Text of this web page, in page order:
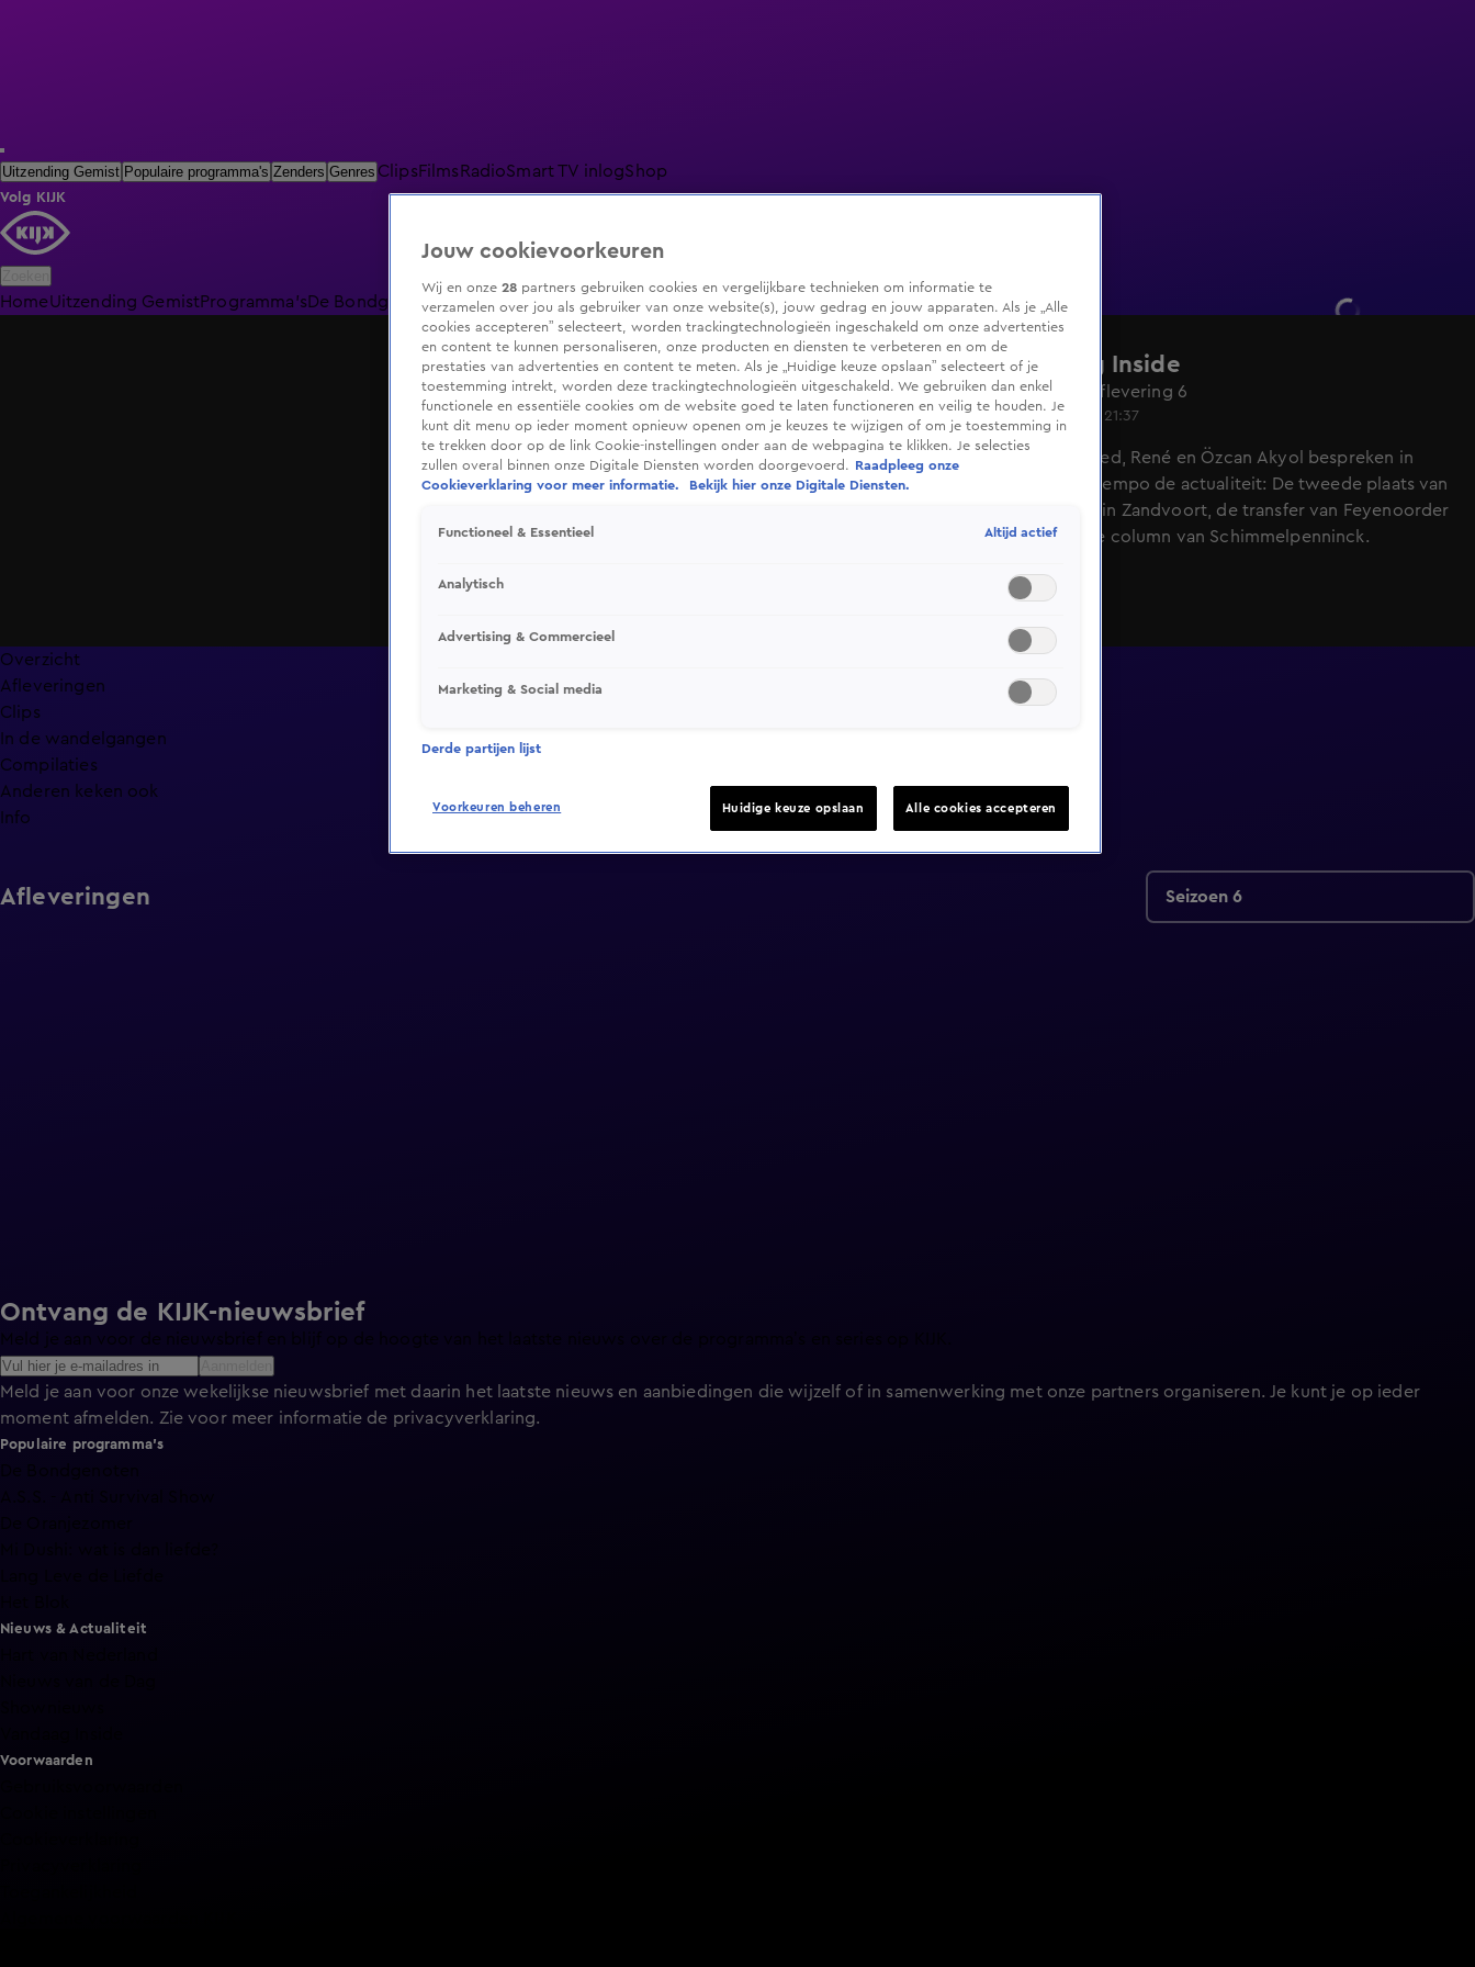
Uitzending Gemist Populaire programma's Zenders Genres ClipsFilms RadioSmart TV inlogShop
Volg KIJK
HomeUitzending GemistProgramma'sDe BondgenotenDe Oranjezomer LivestreamsShop
Vandaag Inside
Seizoen 6, aflevering 6
26 aug 2024, 21:37
Johan, Wilfred, René en Özcan Akyol bespreken in
razendsnel tempo de actualiteit: De tweede plaats van
Verstappen in Zandvoort, de transfer van Feyenoorder
Bijlow en de column van Schimmelpenninck.
Overzicht
Afleveringen
Clips
In de wandelgangen
Compilaties
Anderen keken ook
Info
Afleveringen Seizoen 6
Ontvang de KIJK-nieuwsbrief
Meld je aan voor de nieuwsbrief en blijf op de hoogte van het laatste nieuws over de programma’s en series op KIJK.
Meld je aan voor onze wekelijkse nieuwsbrief met daarin het laatste nieuws en aanbiedingen die wijzelf of in samenwerking met onze partners organiseren. Je kunt je op ieder
moment afmelden. Zie voor meer informatie de privacyverklaring.
Populaire programma's
Nieuws & Actualiteit
Voorwaarden
Jouw cookievoorkeuren
Wij en onze 28 partners gebruiken cookies en vergelijkbare technieken om informatie te
verzamelen over jou als gebruiker van onze website(s), jouw gedrag en jouw apparaten. Als je „Alle
cookies accepteren” selecteert, worden trackingtechnologieën ingeschakeld om onze advertenties
en content te kunnen personaliseren, onze producten en diensten te verbeteren en om de
prestaties van advertenties en content te meten. Als je „Huidige keuze opslaan” selecteert of je
toestemming intrekt, worden deze trackingtechnologieën uitgeschakeld. We gebruiken dan enkel
functionele en essentiële cookies om de website goed te laten functioneren en veilig te houden. Je
kunt dit menu op ieder moment opnieuw openen om je keuzes te wijzigen of om je toestemming in
te trekken door op de link Cookie-instellingen onder aan de webpagina te klikken. Je selecties
zullen overal binnen onze Digitale Diensten worden doorgevoerd.
Raadpleeg onze
Cookieverklaring voor meer informatie.
Bekijk hier onze Digitale Diensten.
Functioneel & Essentieel Altijd actief
Analytisch
Advertising & Commercieel
Marketing & Social media
Derde partijen lijst
Voorkeuren beheren Huidige keuze opslaan Alle cookies accepteren